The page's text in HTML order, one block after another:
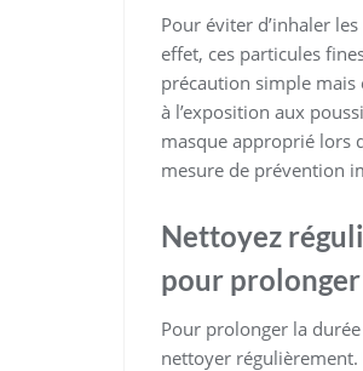
Pour éviter d’inhaler
effet, ces particules
précaution simple mais
à l’exposition aux
masque approprié lors
mesure de prévention
Nettoyez
pour
Pour prolonger la
nettoyer régulièrement.